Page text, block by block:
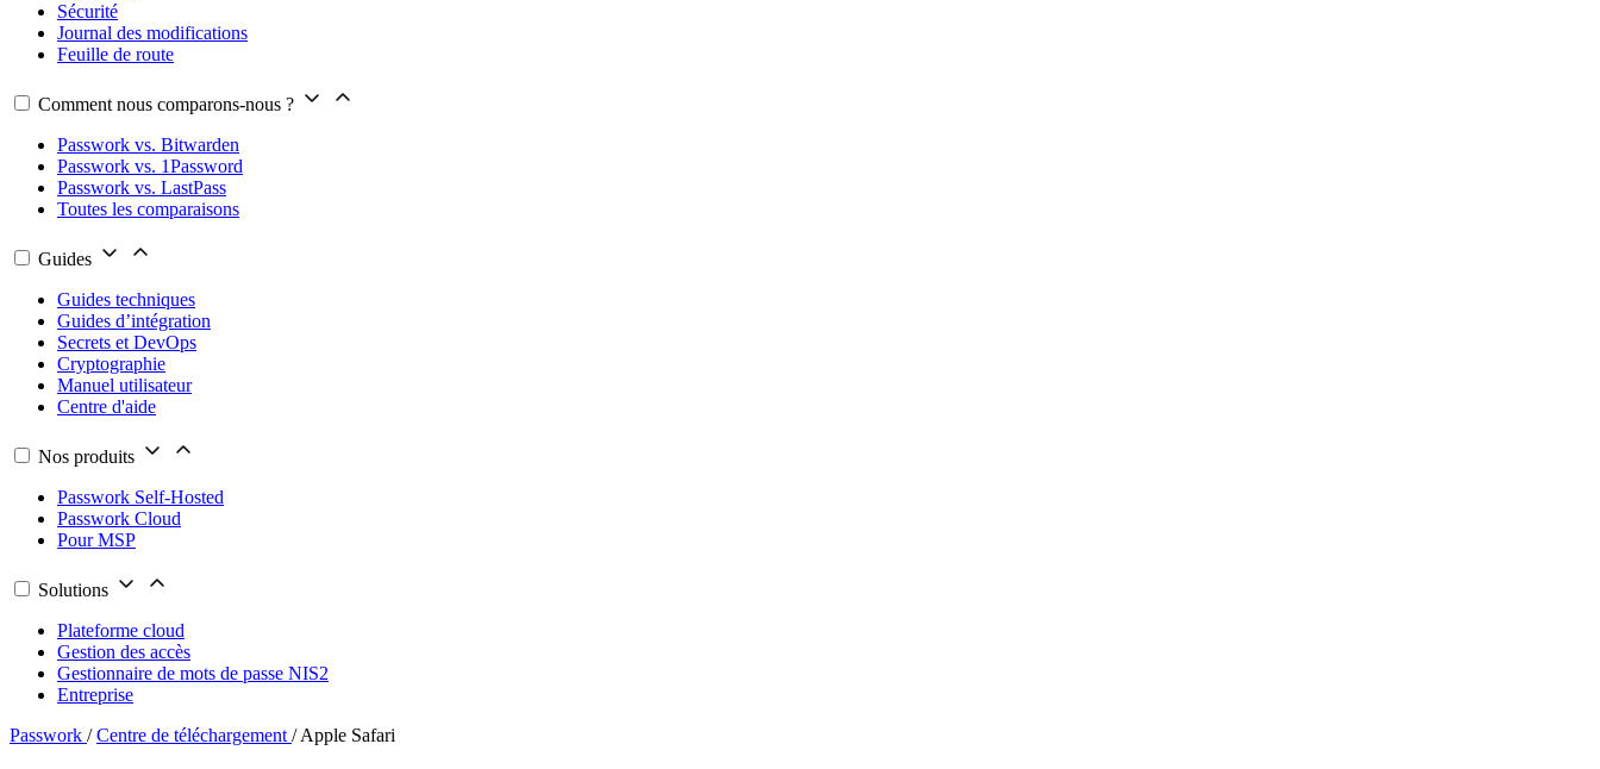
Sécurité
Journal des modifications
Feuille de route
Comment nous comparons-nous ?
Passwork vs. Bitwarden
Passwork vs. 1Password
Passwork vs. LastPass
Toutes les comparaisons
Guides
Guides techniques
Guides d’intégration
Secrets et DevOps
Cryptographie
Manuel utilisateur
Centre d'aide
Nos produits
Passwork Self-Hosted
Passwork Cloud
Pour MSP
Solutions
Plateforme cloud
Gestion des accès
Gestionnaire de mots de passe NIS2
Entreprise
Passwork / Centre de téléchargement / Apple Safari